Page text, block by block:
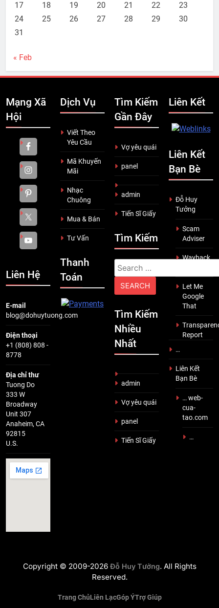
17
18 19 20 21 22
23
24
25 26 27 28 29
30
31
« Feb
Mạng Xã
Hội
Liên Hệ
E-mail
blog@dohuytuong.com
Điện thoại
+1 (808) 808 -
8778
Địa chỉ thư
Tuong Do
333 W
Broadway
Unit 307
Anaheim, CA
92815
U.S.
Dịch Vụ
Viết Theo
Yêu Cầu
Mã Khuyến
Mãi
Nhạc
Chuông
Mua & Bán
Tư Vấn
Thanh
Toán
Tìm Kiếm
Gần Đây
Vợ yêu quái
panel
admin
Tiến Sĩ Giấy
Tìm Kiếm
Search
for:
Tìm Kiếm
Nhiều
Nhất
admin
Vợ yêu quái
panel
Tiến Sĩ Giấy
Liên Kết
Liên Kết
Bạn Bè
Đỗ Huy
Tưởng
Scam
Adviser
Wayback
Let Me
Google
That
Report
…
Liên Kết
Bạn Bè
… web-
cua-
tao.com
…
Copyright © 2009-2026 Đỗ Huy Tưởng. All Rights
Reserved.
Trang ChủLiên LạcGóp ÝTrợ Giúp